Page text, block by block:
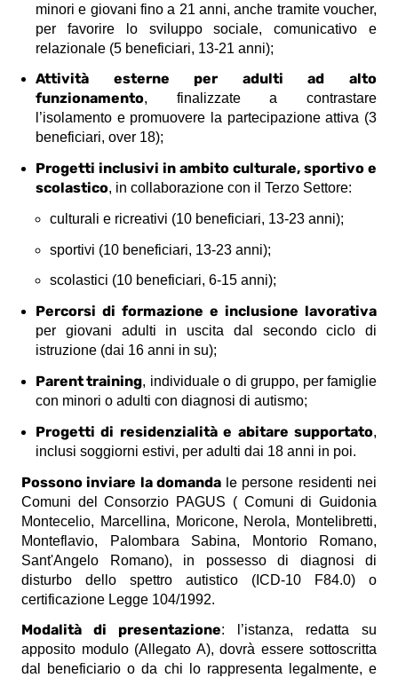
minori e giovani fino a 21 anni, anche tramite voucher,
per favorire lo sviluppo sociale, comunicativo e
relazionale (5 beneficiari, 13-21 anni);
Attività esterne per adulti ad alto
funzionamento, finalizzate a contrastare
l’isolamento e promuovere la partecipazione attiva (3
beneficiari, over 18);
Progetti inclusivi in ambito culturale, sportivo e
scolastico, in collaborazione con il Terzo Settore:
culturali e ricreativi (10 beneficiari, 13-23 anni);
sportivi (10 beneficiari, 13-23 anni);
scolastici (10 beneficiari, 6-15 anni);
Percorsi di formazione e inclusione lavorativa
per giovani adulti in uscita dal secondo ciclo di
istruzione (dai 16 anni in su);
Parent training, individuale o di gruppo, per famiglie
con minori o adulti con diagnosi di autismo;
Progetti di residenzialità e abitare supportato,
inclusi soggiorni estivi, per adulti dai 18 anni in poi.
Possono inviare la domandale persone residenti nei
Comuni del Consorzio PAGUS ( Comuni di Guidonia
Montecelio, Marcellina, Moricone, Nerola, Montelibretti,
Monteflavio, Palombara Sabina, Montorio Romano,
Sant'Angelo Romano), in possesso di diagnosi di
disturbo dello spettro autistico (ICD-10 F84.0) o
certificazione Legge 104/1992.
Modalità di presentazione: l’istanza, redatta su
apposito modulo (Allegato A), dovrà essere sottoscritta
dal beneficiario o da chi lo rappresenta legalmente, e